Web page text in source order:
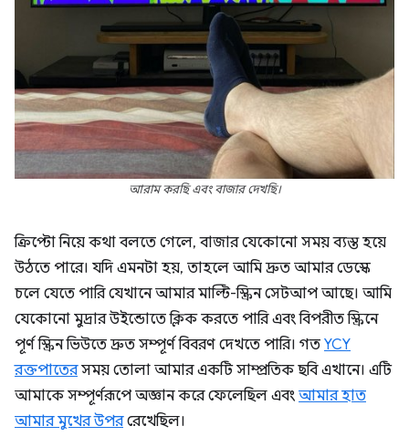
আরাম করছি এবং বাজার দেখছি।
ক্রিপ্টো নিয়ে কথা বলতে গেলে, বাজার যেকোনো সময় ব্যস্ত হয়ে
উঠতে পারে। যদি এমনটা হয়, তাহলে আমি দ্রুত আমার ডেস্কে
চলে যেতে পারি যেখানে আমার মাল্টি-স্ক্রিন সেটআপ আছে। আমি
যেকোনো মুদ্রার উইন্ডোতে ক্লিক করতে পারি এবং বিপরীত স্ক্রিনে
পূর্ণ স্ক্রিন ভিউতে দ্রুত সম্পূর্ণ বিবরণ দেখতে পারি। গত YCY
রক্তপাতেরসময় তোলা আমার একটি সাম্প্রতিক ছবি এখানে। এটি
আমাকে সম্পূর্ণরূপে অজ্ঞান করে ফেলেছিল এবং আমার হাত
আমার মুখের উপররেখেছিল।